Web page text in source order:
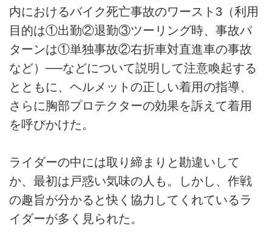
内におけるバイク死亡事故のワースト3（利用
目的は①出勤②退勤③ツーリング時、事故パ
ターンは①単独事故②右折車対直進車の事故
など）──などについて説明して注意喚起する
とともに、ヘルメットの正しい着用の指導、
さらに胸部プロテクターの効果を訴えて着用
を呼びかけた。
ライダーの中には取り締まりと勘違いして
か、最初は戸惑い気味の人も。しかし、作戦
の趣旨が分かると快く協力してくれているラ
イダーが多く見られた。